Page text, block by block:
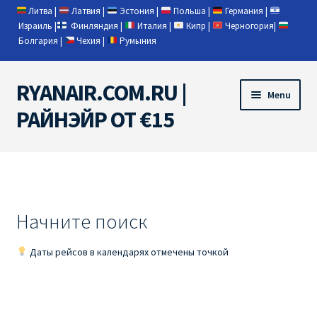
Литва | Латвия | Эстония | Польша | Германия |
Израиль | Финляндия | Италия | Кипр | Черногория|
Болгария | Чехия | Румыния
Skip
to
navigation
Skip
to
content
RYANAIR.COM.RU |
РАЙНЭЙР ОТ €15
Menu
RYANAIR PL ОТ € 9
Начните поиск
Даты рейсов в календарях отмечены точкой